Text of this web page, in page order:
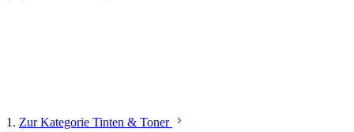
1. Zur Kategorie Tinten & Toner